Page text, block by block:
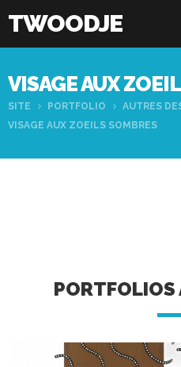
TWOODJE
VISAGE AUX
SITE PORTFOLIO
AUTRES
VISAGE AUX ZOEILS SOMBRES
PORTFOLIOS